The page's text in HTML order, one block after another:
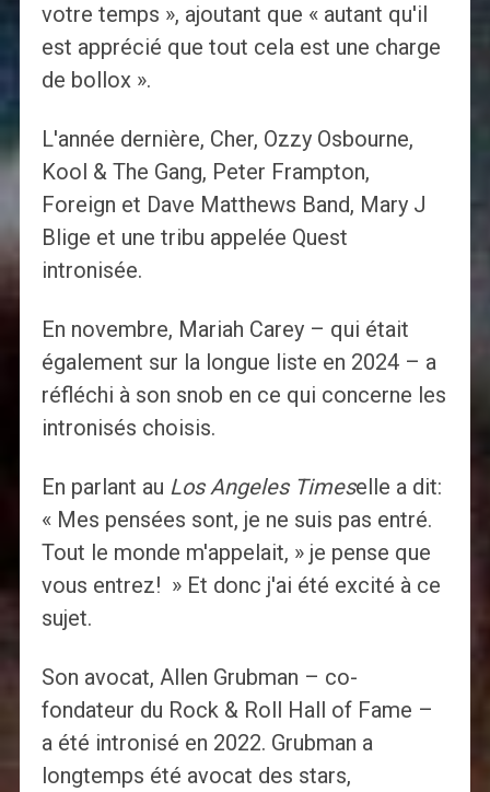
votre temps », ajoutant que « autant qu'il
est apprécié que tout cela est une charge
de bollox ».
L'année dernière, Cher, Ozzy Osbourne,
Kool & The Gang, Peter Frampton,
Foreign et Dave Matthews Band, Mary J
Blige et une tribu appelée Quest
intronisée.
En novembre, Mariah Carey – qui était
également sur la longue liste en 2024 – a
réfléchi à son snob en ce qui concerne les
intronisés choisis.
En parlant au Los Angeles Timeselle a dit:
« Mes pensées sont, je ne suis pas entré.
Tout le monde m'appelait, » je pense que
vous entrez! » Et donc j'ai été excité à ce
sujet.
Son avocat, Allen Grubman – co-
fondateur du Rock & Roll Hall of Fame –
a été intronisé en 2022. Grubman a
longtemps été avocat des stars,